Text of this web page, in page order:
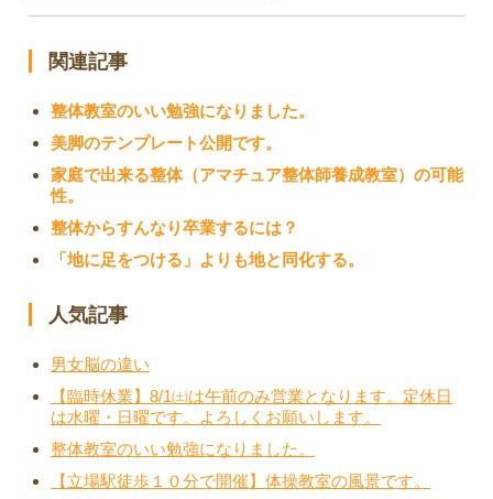
関連記事
整体教室のいい勉強になりました。
美脚のテンプレート公開です。
家庭で出来る整体（アマチュア整体師養成教室）の可能
性。
整体からすんなり卒業するには？
「地に足をつける」よりも地と同化する。
人気記事
男女脳の違い
【臨時休業】8/1㈯は午前のみ営業となります。定休日
は水曜・日曜です。よろしくお願いします。
整体教室のいい勉強になりました。
【立場駅徒歩１０分で開催】体操教室の風景です。